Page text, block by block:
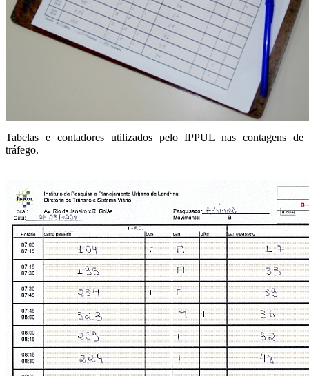
Tabelas e contadores utilizados pelo IPPUL nas contagens de
tráfego.